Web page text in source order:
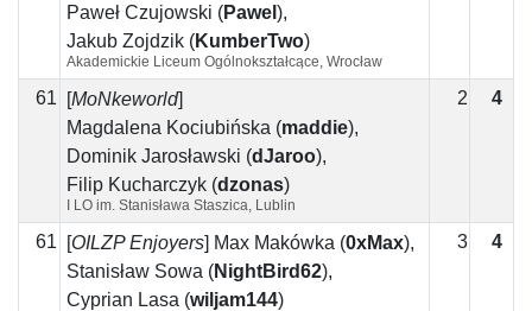
Paweł Czujowski (Pawel ),
Jakub Żojdzik (KumberTwo)
Akademickie Liceum Ogólnokształcące, Wrocław
61 [MoNkeworld]
Magdalena Kociubińska (maddie),
Dominik Jarosławski (dJaroo),
Filip Kucharczyk (dzonas)
I LO im. Stanisława Staszica, Lublin
2 4
61 [OILZP Enjoyers] Max Makówka (0xMax),
Stanisław Sowa (NightBird62),
Cyprian Lasa (wiljam144)
3 4